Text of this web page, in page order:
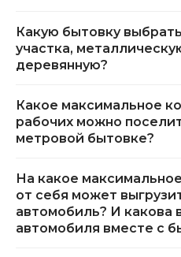
Какую бытовку
участка,
деревянную?
Какое максимальное
рабочих можно
метровой бытовке?
На какое
от себя может
автомобиль? И какова
автомобиля вместе с